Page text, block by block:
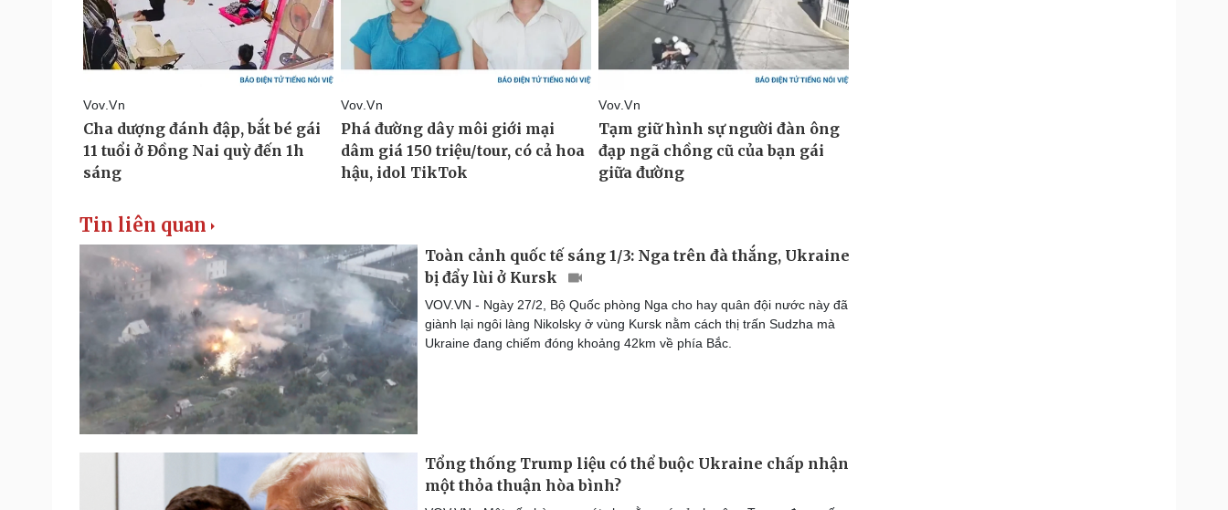
Tin liên quan
Toàn cảnh quốc tế sáng 1/3: Nga trên đà thắng, Ukraine
bị đẩy lùi ở Kursk
VOV.VN - Ngày 27/2, Bộ Quốc phòng Nga cho hay quân đội nước này đã
giành lại ngôi làng Nikolsky ở vùng Kursk nằm cách thị trấn Sudzha mà
Ukraine đang chiếm đóng khoảng 42km về phía Bắc.
Tổng thống Trump liệu có thể buộc Ukraine chấp nhận
một thỏa thuận hòa bình?